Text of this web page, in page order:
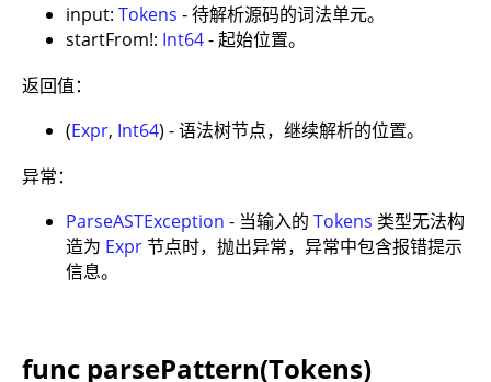
input: Tokens - 待解析源码的词法单元。
startFrom!: Int64- 起始位置。
返回值：
(Expr, Int64) - 语法树节点，继续解析的位置。
异常：
ParseASTException - 当输入的 Tokens 类型无法构
造为 Expr节点时，抛出异常，异常中包含报错提示
信息。
func parsePattern(Tokens)